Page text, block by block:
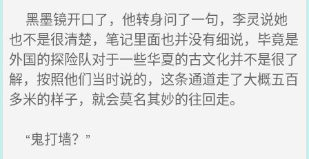
黑墨镜开口了，他转身问了一句，李灵说她
也不是很清楚，笔记里面也并没有细说，毕竟是
外国的探险队对于一些华夏的古文化并不是很了
解，按照他们当时说的，这条通道走了大概五百
多米的样子，就会莫名其妙的往回走。
“鬼打墙？”